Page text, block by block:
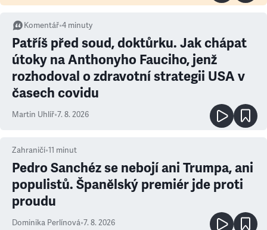
Komentář•4 minuty
Patříš před soud, doktůrku. Jak chápat
útoky na Anthonyho Fauciho, jenž
rozhodoval o zdravotní strategii USA v
časech covidu
Martin Uhlíř•7. 8. 2026
Zahraničí•11 minut
Pedro Sanchéz se nebojí ani Trumpa, ani
populistů. Španělský premiér jde proti
proudu
Dominika Perlínová•7. 8. 2026